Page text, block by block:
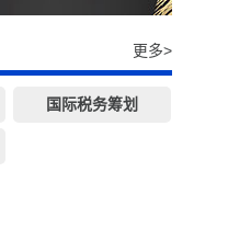
更多>
国际税务筹划